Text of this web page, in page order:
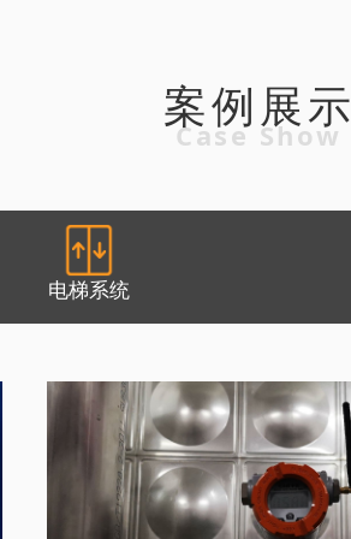
案例展示
电梯系统
Case Show